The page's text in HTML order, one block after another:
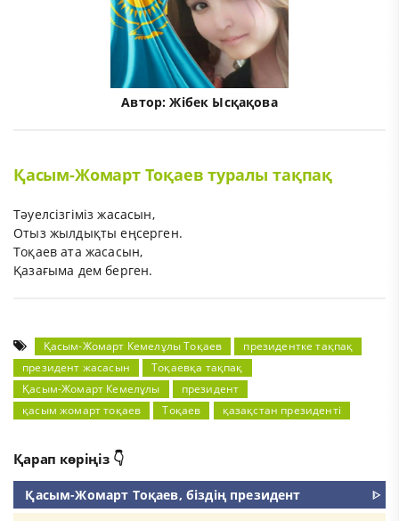
Автор:Жібек Ысқақова
Қасым-Жомарт Тоқаев туралы тақпақ
Тәуелсізгіміз жасасын,
Отыз жылдықты еңсерген.
Тоқаев ата жасасын,
Қазағыма дем берген.
Қасым-Жомарт Кемелұлы Тоқаев
президентке тақпақ
президент жасасын
Тоқаевқа тақпақ
Қасым-Жомарт Кемелұлы
президент
қасым жомарт тоқаев
Тоқаев қазақстан президенті
Қарап көріңіз 👇
Қасым-Жомарт Тоқаев, біздің президент
ᐈ